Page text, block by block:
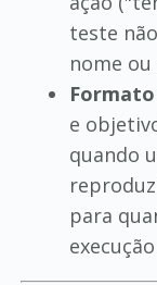
teste
nome
Formato
e
quando
para